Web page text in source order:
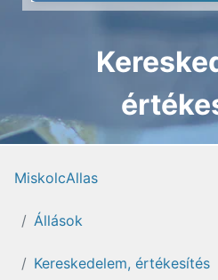
MiskolcAllas
Állások
Kereskedelem, értékesítés